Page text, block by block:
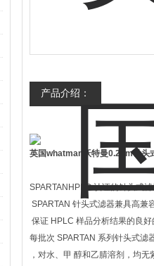
产品介绍：
英国whatman沃特曼0.2um针头
SPARTANHPLC 认证的针头式
SPARTAN 针头式滤器兼具高兼
保证 HPLC 样品分析结果的良
每批次 SPARTAN 系列针头式滤
，对水、甲 醇和乙腈溶剂，均无